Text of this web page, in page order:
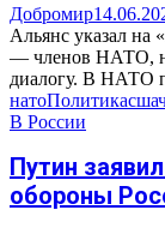
Добромир
Альянс указал на
— членов НАТО,
диалогу. В НАТО
натоПолитикасша
В России
Путин
обороны